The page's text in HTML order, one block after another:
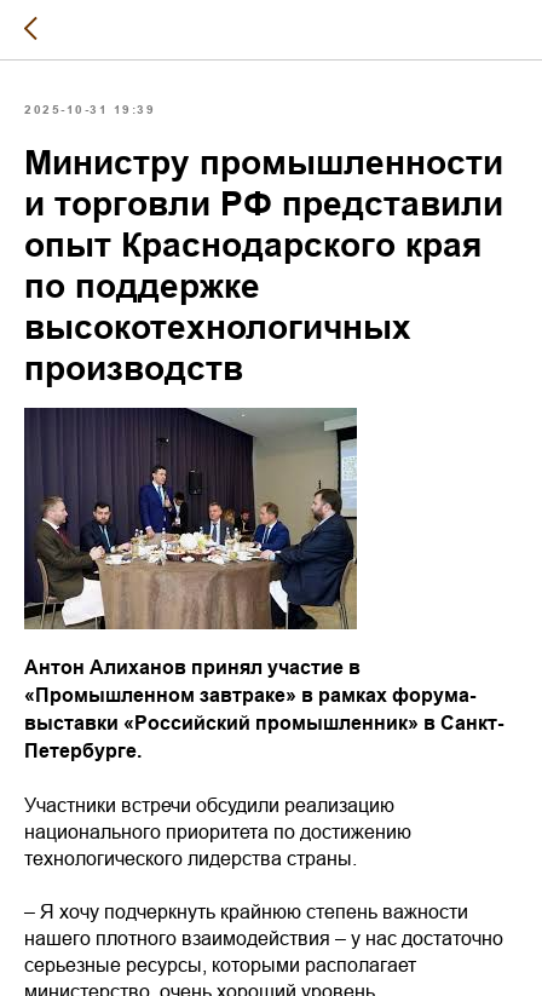
2025-10-31 19:39
Министру промышленности
и торговли РФ представили
опыт Краснодарского края
по поддержке
высокотехнологичных
производств
Антон Алиханов принял участие в
«Промышленном завтраке» в рамках форума-
выставки «Российский промышленник» в Санкт-
Петербурге.
Участники встречи обсудили реализацию
национального приоритета по достижению
технологического лидерства страны.
– Я хочу подчеркнуть крайнюю степень важности
нашего плотного взаимодействия – у нас достаточно
серьезные ресурсы, которыми располагает
министерство, очень хороший уровень